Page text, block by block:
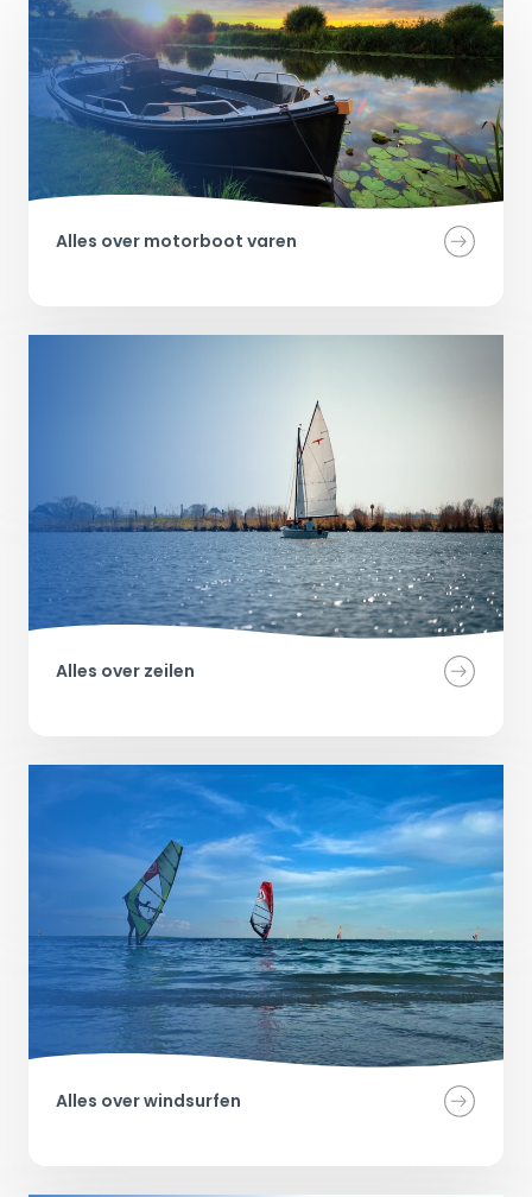
Alles over motorboot varen
Alles over zeilen
Alles over windsurfen